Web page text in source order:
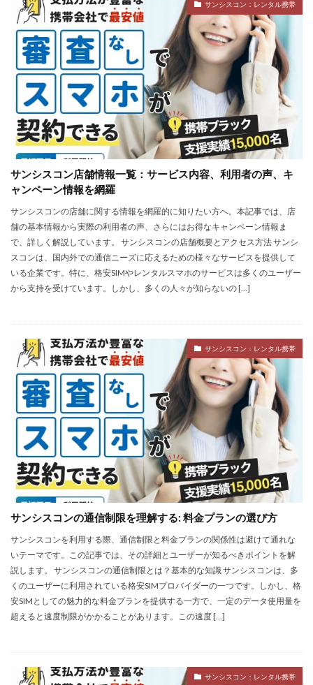
サンシスコン：レンタル携帯
サンシスコン店舗情報一覧：サービス内容、利用者の声、キ
ャンペーン情報を網羅
サンシスコンの店舗に関する情報を網羅的に知りたい方へ。本記事では、店
舗の基本情報から実際の利用者の声、さらにはお得なキャンペーン情報ま
で、詳しく解説しています。 サンシスコンの店舗概要とアクセス方法 サンシ
スコンは、国内外での通信ニーズに応えるための様々なサービスを提供して
いる企業です。特に、格安SIMやレンタルスマホのサービスは多くのユーザー
から支持を受けています。しかし、多くの人々が知らないの […]
サンシスコン：レンタル携帯
サンシスコンの通信制限を理解する: 料金プランの選び方
サンシスコンを利用する際、通信制限と料金プランの関係性は避けて通れな
いテーマです。この記事では、その詳細とユーザーが知るべきポイントを解
説します。 サンシスコンの通信制限とは？基本的な知識 サンシスコンは、多
くのユーザーに利用されている格安SIMプロバイダーの一つです。しかし、格
安SIMとしての魅力的な料金プランを提供する一方で、一定のデータ使用量を
超えると速度制限がかかることがあります。この速度 […]
サンシスコン：レンタル携帯